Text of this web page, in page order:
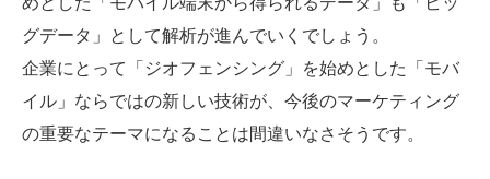
グデータ」として解析が進んでいくでしょう。
企業にとって「ジオフェンシング」を始めとした「モバ
イル」ならではの新しい技術が、今後のマーケティング
の重要なテーマになることは間違いなさそうです。